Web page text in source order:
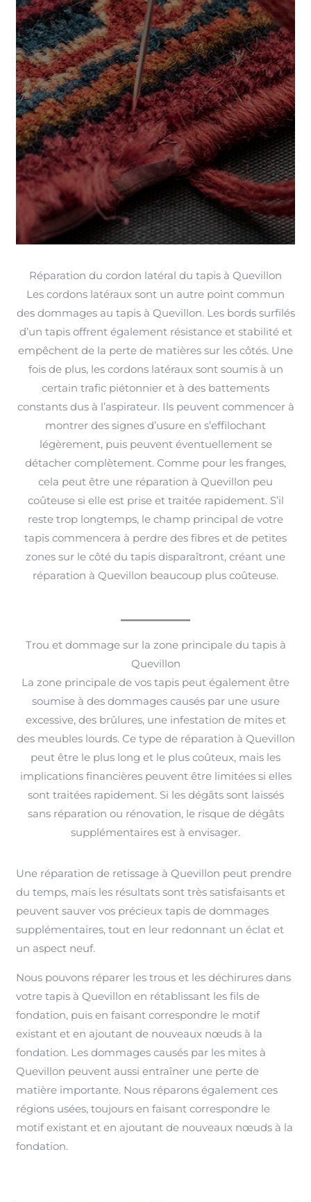
Réparation du cordon latéral du tapis à Quevillon
Les cordons latéraux sont un autre point commun
des dommages au tapis à Quevillon. Les bords surfilés
d’un tapis offrent également résistance et stabilité et
empêchent de la perte de matières sur les côtés. Une
fois de plus, les cordons latéraux sont soumis à un
certain trafic piétonnier et à des battements
constants dus à l’aspirateur. Ils peuvent commencer à
montrer des signes d’usure en s’effilochant
légèrement, puis peuvent éventuellement se
détacher complètement. Comme pour les franges,
cela peut être une réparation à Quevillon peu
coûteuse si elle est prise et traitée rapidement. S’il
reste trop longtemps, le champ principal de votre
tapis commencera à perdre des fibres et de petites
zones sur le côté du tapis disparaîtront, créant une
réparation à Quevillon beaucoup plus coûteuse.
Trou et dommage sur la zone principale du tapis à
Quevillon
La zone principale de vos tapis peut également être
soumise à des dommages causés par une usure
excessive, des brûlures, une infestation de mites et
des meubles lourds. Ce type de réparation à Quevillon
peut être le plus long et le plus coûteux, mais les
implications financières peuvent être limitées si elles
sont traitées rapidement. Si les dégâts sont laissés
sans réparation ou rénovation, le risque de dégâts
supplémentaires est à envisager.
Une réparation de retissage à Quevillon peut prendre
du temps, mais les résultats sont très satisfaisants et
peuvent sauver vos précieux tapis de dommages
supplémentaires, tout en leur redonnant un éclat et
un aspect neuf.
Nous pouvons réparer les trous et les déchirures dans
votre tapis à Quevillon en rétablissant les fils de
fondation, puis en faisant correspondre le motif
existant et en ajoutant de nouveaux nœuds à la
fondation. Les dommages causés par les mites à
Quevillon peuvent aussi entraîner une perte de
matière importante. Nous réparons également ces
régions usées, toujours en faisant correspondre le
motif existant et en ajoutant de nouveaux nœuds à la
fondation.